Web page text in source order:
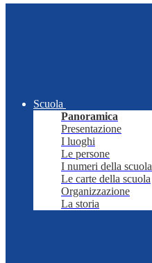
Scuola
Panoramica
Presentazione
I luoghi
Le persone
I numeri della scuola
Le carte della scuola
Organizzazione
La storia